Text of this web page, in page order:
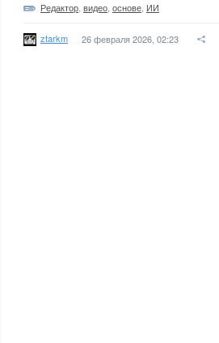
Редактор видео основе ИИ
ztarkm 26 февраля 2026, 02:23